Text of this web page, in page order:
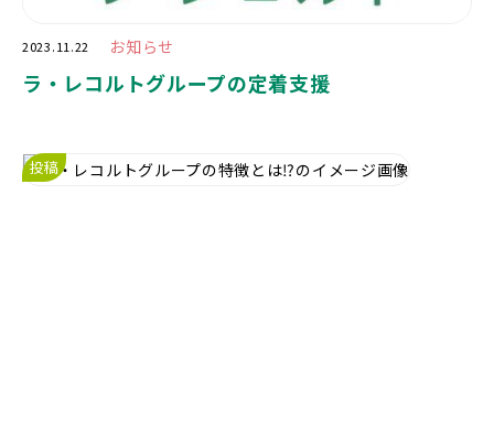
2023.11.22 お知らせ
ラ・レコルトグループの定着支援
投稿